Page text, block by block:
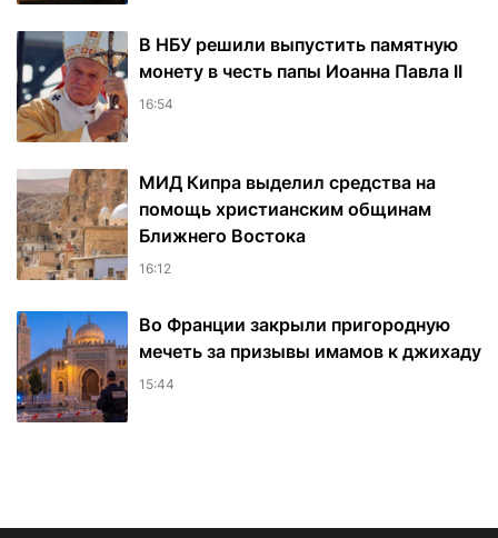
В НБУ решили выпустить памятную
монету в честь папы Иоанна Павла II
16:54
МИД Кипра выделил средства на
помощь христианским общинам
Ближнего Востока
16:12
Во Франции закрыли пригородную
мечеть за призывы имамов к джихаду
15:44